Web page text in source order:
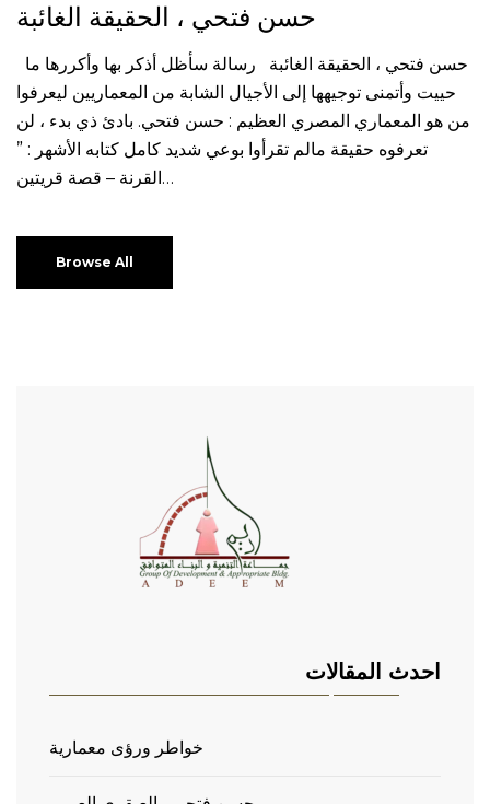
حسن فتحي ، الحقيقة الغائبة
حييت وأتمنى توجيهها إلى الأجيال الشابة من المعماريين ليعرفوا
من هو المعماري المصري العظيم : حسن فتحي. بادئ ذي بدء ، لن
تعرفوه حقيقة مالم تقرأوا بوعي شديد كامل كتابه الأشهر : ”
القرنة – قصة قريتين…
Browse All
احدث المقالات
خواطر ورؤى معمارية